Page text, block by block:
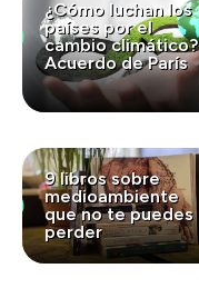
¿Cómo luchan los
países por el
cambio climático?
Acuerdo de París
9 libros sobre
medioambiente
que no te puedes
perder